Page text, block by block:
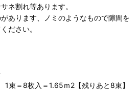
ネ割れ等あります。
あります、ノミのようなもので隙間を
ださい。
＝8枚入＝1.65ｍ2【残りあと8束】